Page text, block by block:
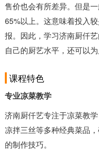
售价也会有所差异。但是
65%以上。这意味着投入
报。因此，学习济南厨仟
自己的厨艺水平，还可以
课程特色
专业凉菜教学
济南厨仟艺专注于凉菜教
凉拌三丝等多种经典菜品
的制作技巧。